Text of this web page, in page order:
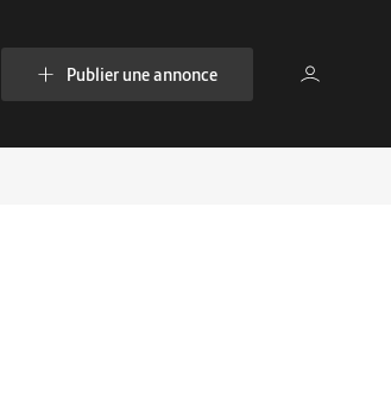
Publier une annonce